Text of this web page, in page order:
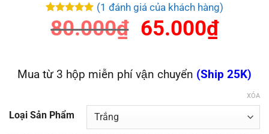
trên 5
dựa trên
(1 đánh giá của khách hàng)
80.000₫ 65.000₫
Mua từ 3 hộp miễn phí vận chuyển (Ship 25K)
Loại Sản Phẩm
XÓA